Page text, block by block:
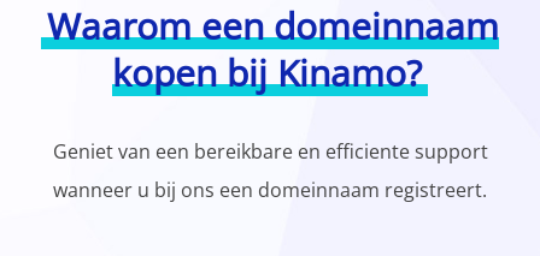
Waarom een domeinnaam
kopen bij Kinamo?
Geniet van een bereikbare en efficiente support
wanneer u bij ons een domeinnaam registreert.